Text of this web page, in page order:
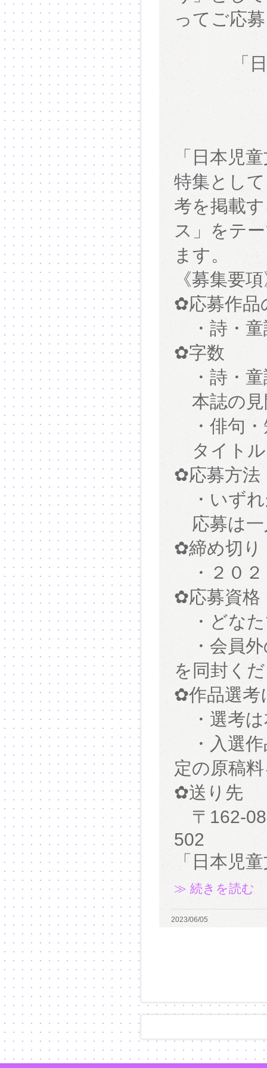
ってご応
「
「日本児
特集とし
考を掲載
ス」をテ
ます。
《募集要
✿応募作品
・詩・童
✿字
・詩・童
本誌の見
・俳句・
タイトル
✿応募方法
・いずれ
応募は一
✿締め切り
・２０２
✿応募資格
・どなた
・会員外
を同封く
✿作品選考
・選考は
・入選作
定の原稿
✿送り先
〒162-
502
「日本児
≫ 続きを読む
2023/06/05